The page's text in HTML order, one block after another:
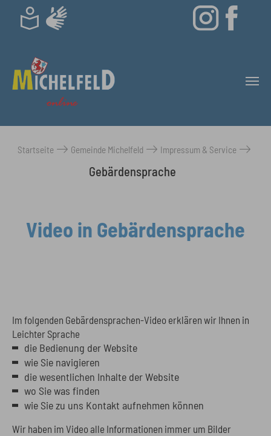
Skip to main content
Startseite Gemeinde Michelfeld Impressum & Service
Gebärdensprache
Video in Gebärdensprache
Im folgenden Gebärdensprachen-Video erklären wir Ihnen in
Leichter Sprache
die Bedienung der Website
wie Sie navigieren
die wesentlichen Inhalte der Website
wo Sie was finden
wie Sie zu uns Kontakt aufnehmen können
Wir haben im Video alle Informationen immer um Bilder